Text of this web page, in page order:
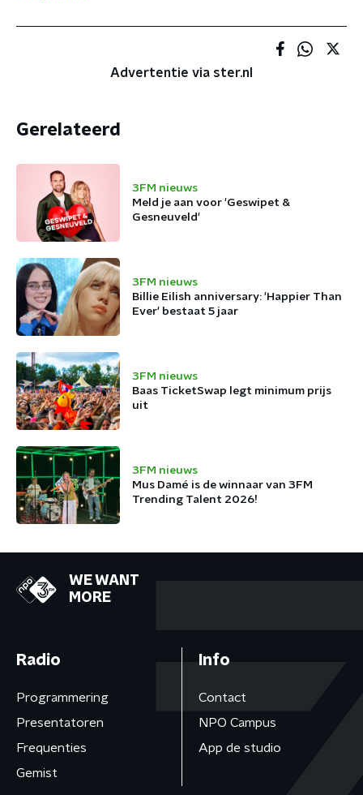
Advertentie via ster.nl
Gerelateerd
3FM nieuws
Meld je aan voor 'Geswipet &
Gesneuveld'
3FM nieuws
Billie Eilish anniversary: 'Happier Than
Ever' bestaat 5 jaar
3FM nieuws
Baas TicketSwap legt minimum prijs
uit
3FM nieuws
Mus Damé is de winnaar van 3FM
Trending Talent 2026!
WE WANT
MORE
Radio
Programmering
Presentatoren
Frequenties
Gemist
Info
Contact
NPO Campus
App de studio